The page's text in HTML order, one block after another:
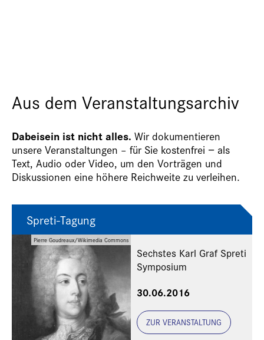
Aus dem Veranstaltungsarchiv
Dabeisein ist nicht alles. Wir dokumentieren
unsere Veranstaltungen – für Sie kostenfrei − als
Text, Audio oder Video, um den Vorträgen und
Diskussionen eine höhere Reichweite zu verleihen.
Pierre Goudreaux/Wikimedia Commons
Spreti-Tagung
Sechstes Karl Graf Spreti
Symposium
30.06.2016
ZUR VERANSTALTUNG